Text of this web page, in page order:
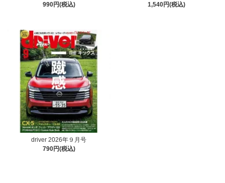
990円(税込)
1,540円(税込)
driver 2026年９月号
790円(税込)